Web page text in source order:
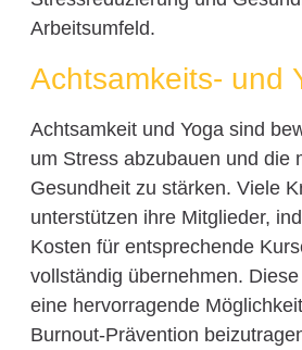
Arbeitsumfeld.
Achtsamkeits- und
Achtsamkeit und Yoga sind
um Stress abzubauen und die
Gesundheit zu stärken. Viele
unterstützen ihre Mitglieder,
Kosten für entsprechende
vollständig übernehmen.
eine hervorragende
Burnout-Prävention